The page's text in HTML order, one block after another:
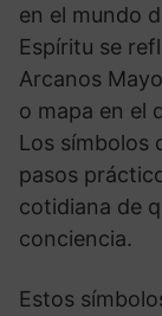
en el mundo
Espíritu se
Arcanos
o mapa en el
Los símbolos
pasos
cotidiana de
conciencia.
Estos